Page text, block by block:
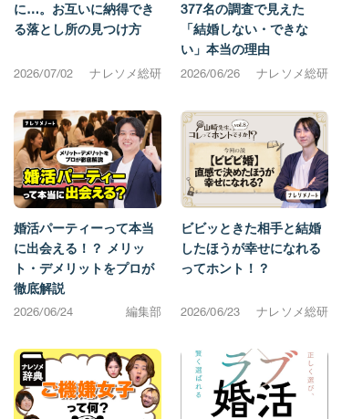
に…。お互いに納得でき
る落とし所の見つけ方
2026/07/02 ナレソメ総研
377名の調査で見えた
「結婚しない・できな
い」本当の理由
2026/06/26 ナレソメ総研
婚活パーティーって本当
に出会える！？ メリッ
ト・デメリットをプロが
徹底解説
2026/06/24 編集部
ビビッときた相手と結婚
したほうが幸せになれる
ってホント！？
2026/06/23 ナレソメ総研